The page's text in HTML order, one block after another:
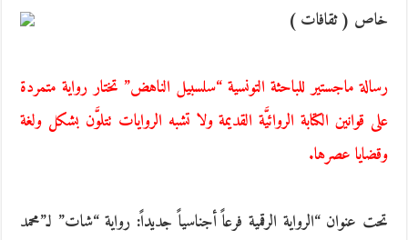
خاص ( ثقافات )
رسالة ماجستير للباحثة التونسية “سلسبيل الناهض” تختار رواية متمردة
على قوانين الكتابة الروائيَّة القديمة ولا تشبه الروايات تتلوَّن بشكل ولغة
وقضايا عصرها.
تحت عنوان “الرواية الرقمية فرعاً أجناسياً جديداً: رواية “شات” لـ”محمد